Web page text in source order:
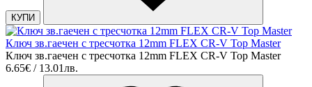
КУПИ
Ключ зв.гаечен с тресчотка 12mm FLEX CR-V Top Master
Ключ зв.гаечен с тресчотка 12mm FLEX CR-V Top Master
6.65€ / 13.01лв.